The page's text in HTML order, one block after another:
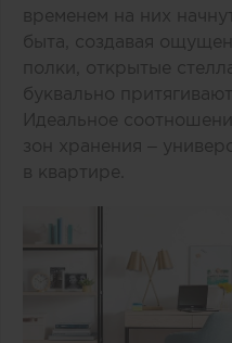
временем на них
быта, создавая
полки, открытые
буквально
Идеальное
зон хранения –
в квартире.